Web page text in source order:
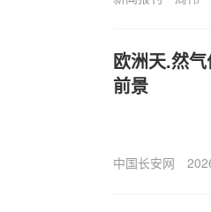
欧洲天.然
前景
中国长安网